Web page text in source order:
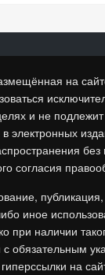
на
и не
электронных
без
согласия
иное
при наличии
с обязательным
на